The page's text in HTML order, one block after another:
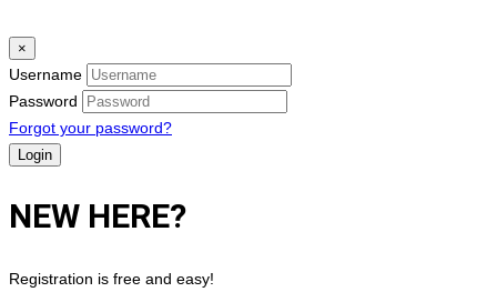
×
Username
Password
Forgot your password?
NEW HERE?
Registration is free and easy!